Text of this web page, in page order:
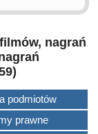
nagrań
podmiotów
prawne